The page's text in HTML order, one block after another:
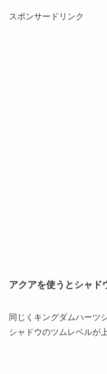
スポンサードリンク
アクアを使うとシャド
同じくキングダムハーツ
シャドウのツムレベルが